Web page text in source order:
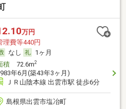
万円
理費等440円
なし
1ヶ月
積72.6m2
年6月(築43年3ヶ月)
ＪＲ山陰本線 出雲市駅 徒歩6分
島根県出雲市塩冶町